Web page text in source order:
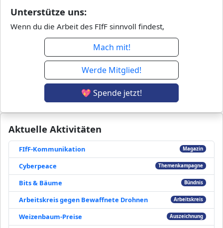
Aktuelle Aktivitäten
FIfF-Kommunikation Magazin
Cyberpeace Themenkampagne
Bits & Bäume Bündnis
Arbeitskreis gegen Bewaffnete Drohnen Arbeitskreis
Weizenbaum-Preise Auszeichnung
Unterstütze uns:
Wenn du die Arbeit des FIfF sinnvoll findest,
Mach mit!
Werde Mitglied!
💖 Spende jetzt!